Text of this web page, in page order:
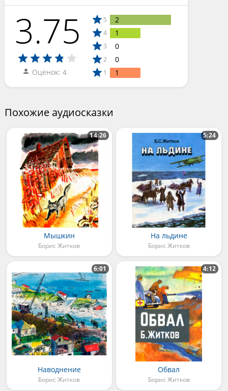
3.75
Оценок: 4
5 2
4 1
3 0
2 0
1 1
Похожие аудиосказки
Мышкин
Борис Житков
14:26
На льдине
Борис Житков
5:24
Наводнение
Борис Житков
6:01
Обвал
Борис Житков
4:12